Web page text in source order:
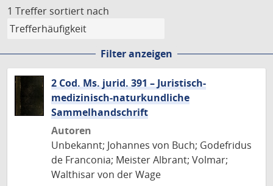
1 Treffer sortiert nach
Filter anzeigen
2 Cod. Ms. jurid. 391 – Juristisch-
medizinisch-naturkundliche
Sammelhandschrift
Autoren
Unbekannt; Johannes von Buch; Godefridus
de Franconia; Meister Albrant; Volmar;
Walthisar von der Wage